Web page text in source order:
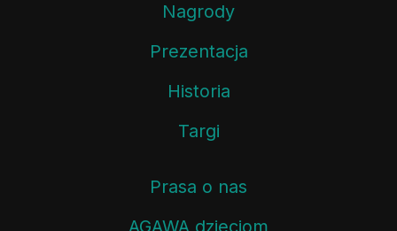
Nagrody
Prezentacja
Historia
Targi
Prasa o nas
AGAWA dzieciom